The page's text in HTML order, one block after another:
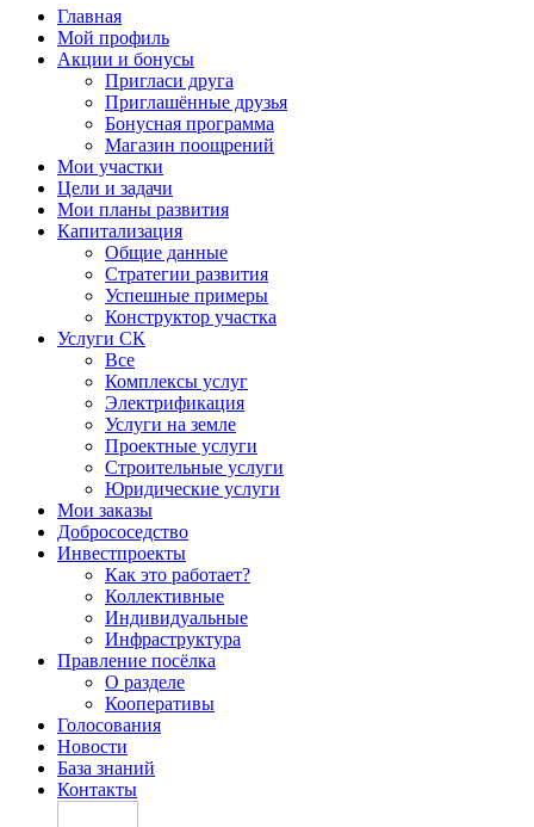
Главная
Мой профиль
Акции и бонусы
Пригласи друга
Приглашённые друзья
Бонусная программа
Магазин поощрений
Мои участки
Цели и задачи
Мои планы развития
Капитализация
Общие данные
Стратегии развития
Успешные примеры
Конструктор участка
Услуги СК
Все
Комплексы услуг
Электрификация
Услуги на земле
Проектные услуги
Строительные услуги
Юридические услуги
Мои заказы
Добрососедство
Инвестпроекты
Как это работает?
Коллективные
Индивидуальные
Инфраструктура
Правление посёлка
О разделе
Кооперативы
Голосования
Новости
База знаний
Контакты